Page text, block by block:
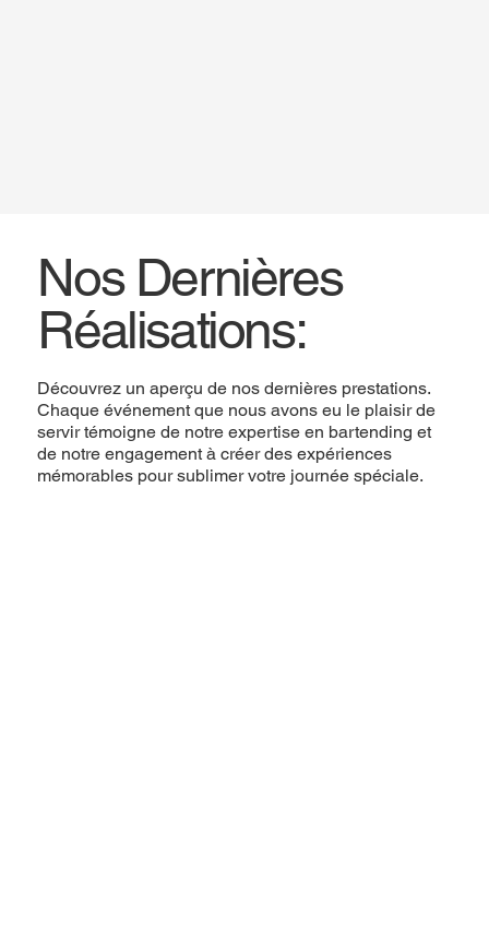
Nos Dernières
Réalisations:
Découvrez un aperçu de nos dernières prestations.
Chaque événement que nous avons eu le plaisir de
servir témoigne de notre expertise en bartending et
de notre engagement à créer des expériences
mémorables pour sublimer votre journée spéciale.